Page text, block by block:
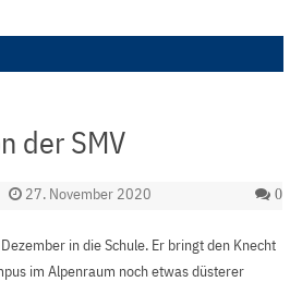
Zum Inhalt springen
der SMV
27. November 2020 0
in die Schule. Er bringt den Knecht
im Alpenraum noch etwas düsterer